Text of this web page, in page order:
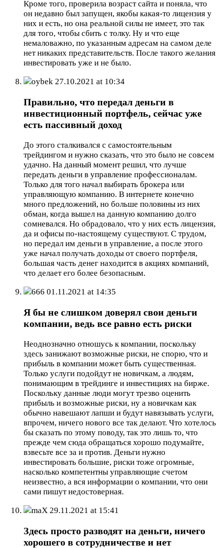
Кроме того, проверила возраст сайта и поняла, что
он недавно был запущен, якобы какая-то лицензия у
них и есть, но она реальной силы не имеет, это так
для того, чтобы сбить с толку. Ну и что еще
немаловажно, по указанным адресам на самом деле
нет никаких представительств. После такого желания
инвестировать уже и не было.
oybek 27.10.2021 at 10:34
Правильно, что передал деньги в
инвестиционный портфель, сейчас уже
есть пассивный доход
До этого сталкивался с самостоятельным
трейдингом и нужно сказать, что это было не совсем
удачно. На данный момент решил, что лучше
передать деньги в управление профессионалам.
Только для того начал выбирать брокера или
управляющую компанию. В интернете конечно
много предложений, но больше половины из них
обман, когда вышел на данную компанию долго
сомневался. Но обрадовало, что у них есть лицензия,
да и офисы по-настоящему существуют. С трудом,
но передал им деньги в управление, а после этого
уже начал получать доходы от своего портфеля,
большая часть денег находится в акциях компаний,
что делает его более безопасным.
666 01.11.2021 at 14:35
Я бы не слишком доверял свои деньги
компании, ведь все равно есть риски
Неоднозначно отношусь к компании, поскольку
здесь занижают возможные риски, не спорю, что и
прибыль в компании может быть существенная.
Только услуги подойдут не новичкам, а людям,
понимающим в трейдинге и инвестициях на бирже.
Поскольку данные люди могут трезво оценить
прибыль и возможные риски, ну а новичкам как
обычно навешают лапши и будут навязывать услуги,
впрочем, ничего нового все так делают. Что хотелось
бы сказать по этому поводу, так это лишь то, что
прежде чем сюда обращаться хорошо подумайте,
взвесьте все за и против. Деньги нужно
инвестировать большие, риски тоже огромные,
насколько компетентны управляющие счетом
неизвестно, а вся информации о компании, что они
сами пишут недостоверная.
maX 29.11.2021 at 15:41
Здесь просто разводят на деньги, ничего
хорошего в сотрудничестве и нет